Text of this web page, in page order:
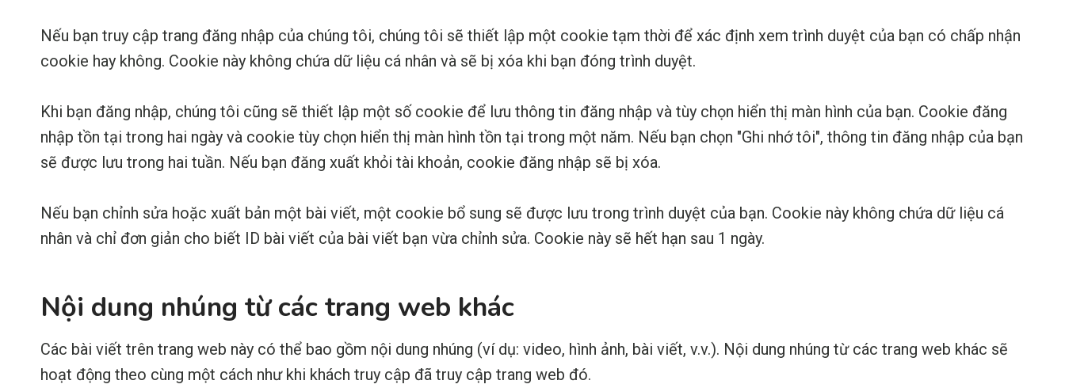
Nếu bạn truy cập trang đăng nhập của chúng tôi, chúng tôi sẽ thiết lập một cookie tạm thời để xác định xem trình duyệt của bạn có chấp nhận
cookie hay không. Cookie này không chứa dữ liệu cá nhân và sẽ bị xóa khi bạn đóng trình duyệt.
Khi bạn đăng nhập, chúng tôi cũng sẽ thiết lập một số cookie để lưu thông tin đăng nhập và tùy chọn hiển thị màn hình của bạn. Cookie đăng
nhập tồn tại trong hai ngày và cookie tùy chọn hiển thị màn hình tồn tại trong một năm. Nếu bạn chọn "Ghi nhớ tôi", thông tin đăng nhập của bạn
sẽ được lưu trong hai tuần. Nếu bạn đăng xuất khỏi tài khoản, cookie đăng nhập sẽ bị xóa.
Nếu bạn chỉnh sửa hoặc xuất bản một bài viết, một cookie bổ sung sẽ được lưu trong trình duyệt của bạn. Cookie này không chứa dữ liệu cá
nhân và chỉ đơn giản cho biết ID bài viết của bài viết bạn vừa chỉnh sửa. Cookie này sẽ hết hạn sau 1 ngày.
Nội dung nhúng từ các trang web khác
Các bài viết trên trang web này có thể bao gồm nội dung nhúng (ví dụ: video, hình ảnh, bài viết, v.v.). Nội dung nhúng từ các trang web khác sẽ
hoạt động theo cùng một cách như khi khách truy cập đã truy cập trang web đó.